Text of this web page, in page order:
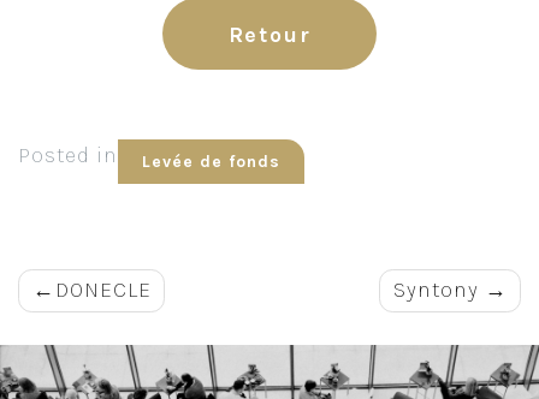
Retour
Posted in Levée de fonds
Navigation
de
DONECLE Syntony